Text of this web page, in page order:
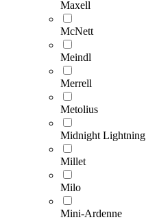
Maxell
McNett
Meindl
Merrell
Metolius
Midnight Lightning
Millet
Milo
Mini-Ardenne